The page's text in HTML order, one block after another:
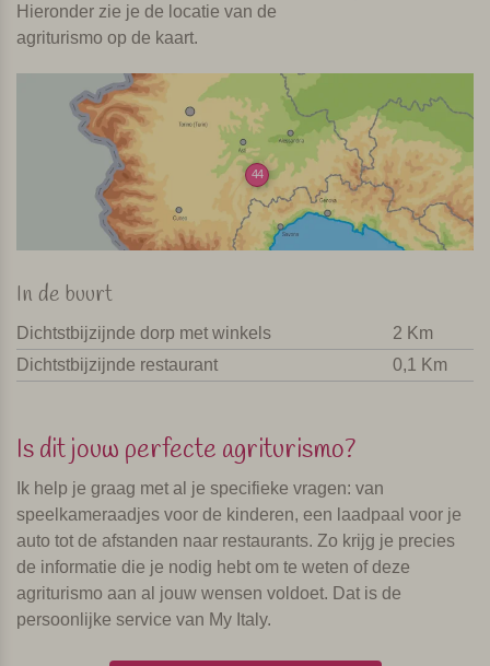
Hieronder zie je de locatie van de
agriturismo op de kaart.
44
In de buurt
Dichtstbijzijnde dorp met winkels
2 Km
Dichtstbijzijnde restaurant
0,1 Km
Is dit jouw perfecte agriturismo?
Ik help je graag met al je specifieke vragen: van
speelkameraadjes voor de kinderen, een laadpaal voor je
auto tot de afstanden naar restaurants. Zo krijg je precies
de informatie die je nodig hebt om te weten of deze
agriturismo aan al jouw wensen voldoet. Dat is de
persoonlijke service van My Italy.